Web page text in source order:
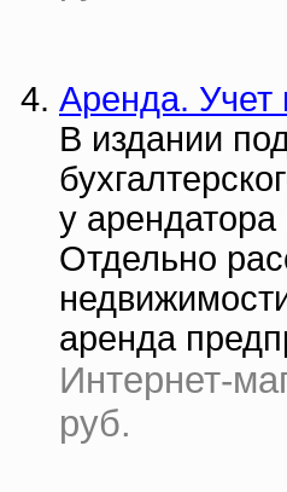
Аренда. Учет
В издании
у
Отдельно
аренда
Интернет-
руб.